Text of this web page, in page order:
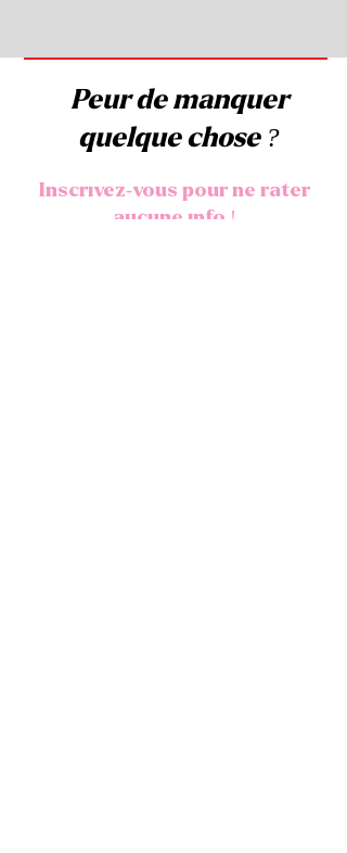
Peur de manquer
quelque chose ?
Inscrivez-vous pour ne rater
aucune info !